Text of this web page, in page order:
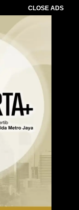
CLOSE ADS